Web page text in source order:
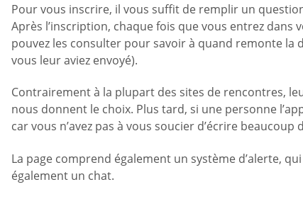
Pour vous inscrire, il vous suffit de remplir un
Après l’inscription, chaque fois que vous entrez
pouvez les consulter pour savoir à quand remonte la
vous leur aviez envoyé).
Contrairement à la plupart des sites de rencontres,
nous donnent le choix. Plus tard, si une personne
car vous n’avez pas à vous soucier d’écrire
La page comprend également un système d’alerte,
également un chat.